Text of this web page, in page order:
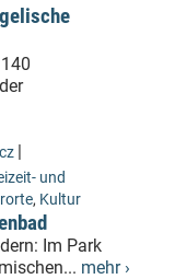
|
und
, Kultur
Im Park
mehr ›